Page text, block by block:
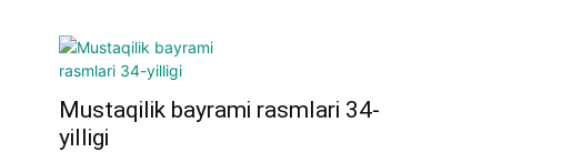
Mustaqilik bayrami rasmlari 34-
yilligi